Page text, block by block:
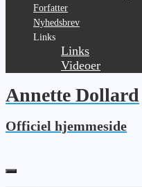
Forfatter
Nyhedsbrev
Links
Links
Videoer
Annette Dollard
Officiel hjemmeside